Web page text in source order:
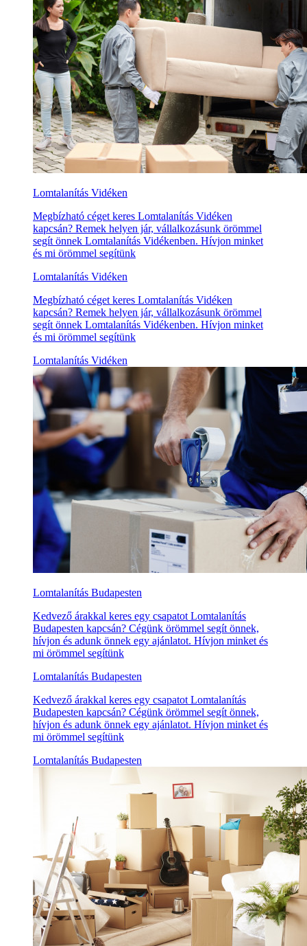
Lomtalanítás Vidéken
Megbízható céget keres Lomtalanítás Vidéken
kapcsán? Remek helyen jár, vállalkozásunk örömmel
segít önnek Lomtalanítás Vidékenben. Hívjon minket
és mi örömmel segítünk
Lomtalanítás Vidéken
Megbízható céget keres Lomtalanítás Vidéken
kapcsán? Remek helyen jár, vállalkozásunk örömmel
segít önnek Lomtalanítás Vidékenben. Hívjon minket
és mi örömmel segítünk
Lomtalanítás Vidéken
Lomtalanítás Budapesten
Kedvező árakkal keres egy csapatot Lomtalanítás
Budapesten kapcsán? Cégünk örömmel segít önnek,
hívjon és adunk önnek egy ajánlatot. Hívjon minket és
mi örömmel segítünk
Lomtalanítás Budapesten
Kedvező árakkal keres egy csapatot Lomtalanítás
Budapesten kapcsán? Cégünk örömmel segít önnek,
hívjon és adunk önnek egy ajánlatot. Hívjon minket és
mi örömmel segítünk
Lomtalanítás Budapesten